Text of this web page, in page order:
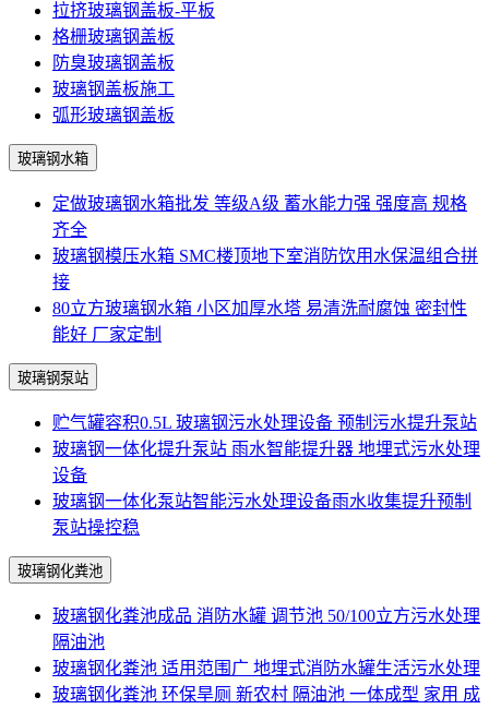
拉挤玻璃钢盖板-平板
格栅玻璃钢盖板
防臭玻璃钢盖板
玻璃钢盖板施工
弧形玻璃钢盖板
玻璃钢水箱
定做玻璃钢水箱批发 等级A级 蓄水能力强 强度高 规格
齐全
玻璃钢模压水箱 SMC楼顶地下室消防饮用水保温组合拼
接
80立方玻璃钢水箱 小区加厚水塔 易清洗耐腐蚀 密封性
能好 厂家定制
玻璃钢泵站
贮气罐容积0.5L 玻璃钢污水处理设备 预制污水提升泵站
玻璃钢一体化提升泵站 雨水智能提升器 地埋式污水处理
设备
玻璃钢一体化泵站智能污水处理设备雨水收集提升预制
泵站操控稳
玻璃钢化粪池
玻璃钢化粪池成品 消防水罐 调节池 50/100立方污水处理
隔油池
玻璃钢化粪池 适用范围广 地埋式消防水罐生活污水处理
玻璃钢化粪池 环保旱厕 新农村 隔油池 一体成型 家用 成